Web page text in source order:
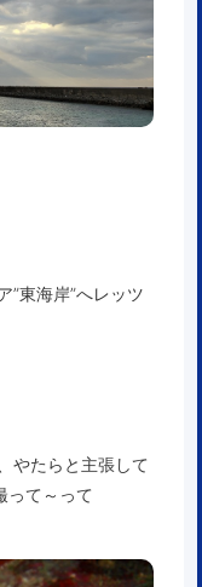
”東海岸”へレッツ
やたらと主張して
って～って